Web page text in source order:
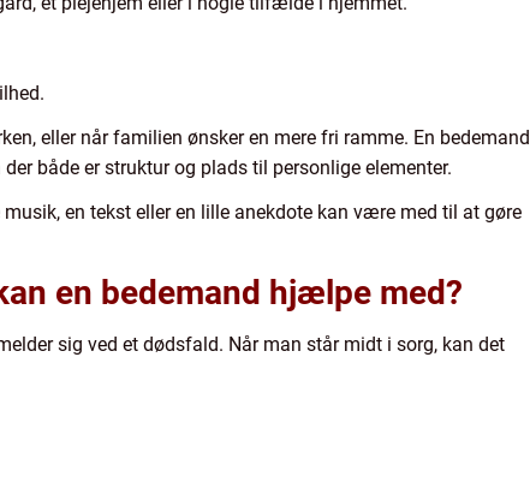
eller når familien ønsker en mere fri ramme. En bedemand
både er struktur og plads til personlige elementer.
en tekst eller en lille anekdote kan være med til at gøre
en bedemand hjælpe med?
sig ved et dødsfald. Når man står midt i sorg, kan det